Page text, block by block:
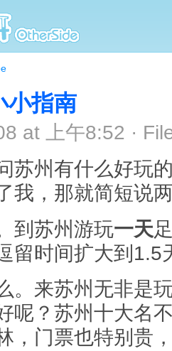
小指南
at 上午8:52 ·
苏州有什么好玩
我，那就简短说
到苏州游玩一天
留时间扩大到1.5
。来苏州无非是
呢？苏州十大名
，门票也特别贵